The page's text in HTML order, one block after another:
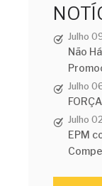
Julho
Não
Julho
Julho
EPM